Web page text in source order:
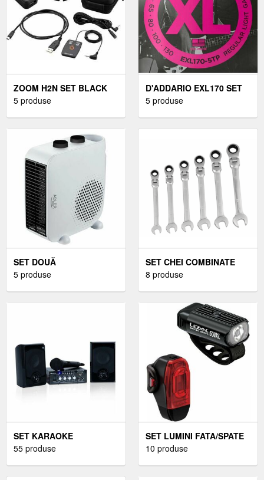
ZOOM H2N SET BLACK
5 produse
D'ADDARIO EXL170 SET
5 produse
SET DOUĂ
VENTILATOARE
5 produse
SET CHEI COMBINATE
8 produse
SET KARAOKE
55 produse
SET LUMINI FATA/SPATE
BICICLETA
10 produse